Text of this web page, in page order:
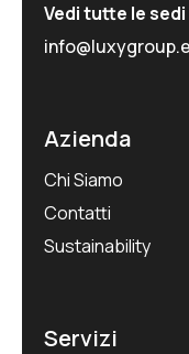
Vedi tutte le sedi
Azienda
Chi Siamo
Contatti
Sustainability
Servizi